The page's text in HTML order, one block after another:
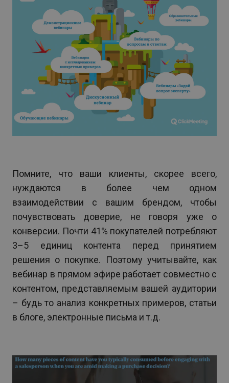
Помните, что ваши клиенты, скорее всего,
нуждаются в более чем одном
взаимодействии с вашим брендом, чтобы
почувствовать доверие, не говоря уже о
конверсии. Почти 41% покупателей потребляют
3–5 единиц контента перед принятием
решения о покупке. Поэтому учитывайте, как
вебинар в прямом эфире работает совместно с
контентом, представляемым вашей аудитории
– будь то анализ конкретных примеров, статьи
в блоге, электронные письма и т.д.